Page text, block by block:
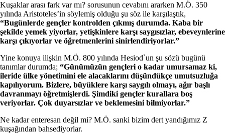
Kuşaklar arası fark var mı? sorusunun cevabını ararken M.Ö. 350
yılında Aristoteles’in söylemiş olduğu şu söz ile karşılaştık,
“Bugünlerde gençler kontrolden çıkmış durumda. Kaba bir
şekilde yemek yiyorlar, yetişkinlere karşı saygısızlar, ebeveynlerine
karşı çıkıyorlar ve öğretmenlerini sinirlendiriyorlar.”
Yine konuya ilişkin M.Ö. 800 yılında Hesiod`un şu sözü bugünü
tanımlar durumda; “Günümüzün gençleri o kadar umursamaz ki,
ileride ülke yönetimini ele alacaklarını düşündükçe umutsuzluğa
kapılıyorum. Bizlere, büyüklere karşı saygılı olmayı, ağır başlı
davranmayı öğretmişlerdi. Şimdiki gençler kurallara boş
veriyorlar. Çok duyarsızlar ve beklemesini bilmiyorlar.”
Ne kadar enteresan değil mi? M.Ö. sanki bizim dert yandığımız Z
kuşağından bahsediyorlar.